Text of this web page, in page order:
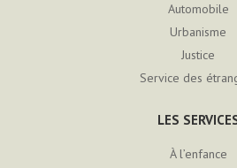
Automobile
Urbanisme
Justice
Service des
LES
À l’enfance